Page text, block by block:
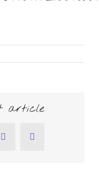
article
PinterestEmail